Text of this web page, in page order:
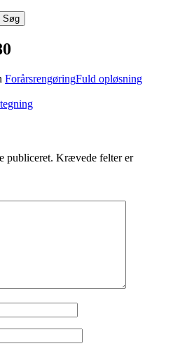
ForårsrengøringFuld opløsning
publiceret. Krævede felter er